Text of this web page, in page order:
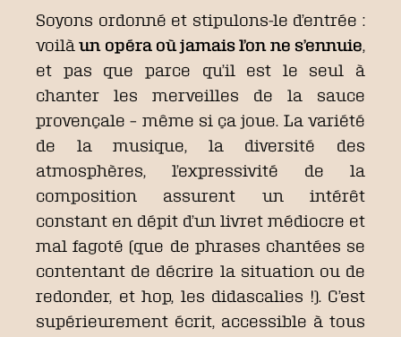
Soyons ordonné et stipulons-le d’entrée :
voilàun opéra où jamais l’on ne s’ennuie
et pas que parce qu’il est le seul à
chanter les merveilles de la sauce
provençale – même si ça joue. La variété
de la musique, la diversité des
atmosphères, l’expressivité de la
composition assurent un intérêt
constant en dépit d’un livret médiocre et
mal fagoté (que de phrases chantées se
contentant de décrire la situation ou de
redonder, et hop, les didascalies !). C’est
supérieurement écrit, accessible à tous